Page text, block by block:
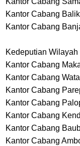
Kantor Cabang
Kantor Cabang
Kedeputian Wilayah
Kantor Cabang
Kantor Cabang
Kantor Cabang
Kantor Cabang
Kantor Cabang
Kantor Cabang
Kantor Cabang